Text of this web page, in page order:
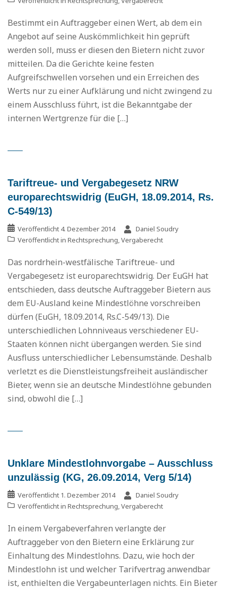
Bestimmt ein Auftraggeber einen Wert, ab dem ein
Angebot auf seine Auskömmlichkeit hin geprüft
werden soll, muss er diesen den Bietern nicht zuvor
mitteilen. Da die Gerichte keine festen
Aufgreifschwellen vorsehen und ein Erreichen des
Werts nur zu einer Aufklärung und nicht zwingend zu
einem Ausschluss führt, ist die Bekanntgabe der
internen Wertgrenze für die […]
Tariftreue- und Vergabegesetz NRW
europarechtswidrig (EuGH, 18.09.2014, Rs.
C-549/13)
Veröffentlicht 4. Dezember 2014
Daniel Soudry
Veröffentlicht in Rechtsprechung,Vergaberecht
Das nordrhein-westfälische Tariftreue- und
Vergabegesetz ist europarechtswidrig. Der EuGH hat
entschieden, dass deutsche Auftraggeber Bietern aus
dem EU-Ausland keine Mindestlöhne vorschreiben
dürfen (EuGH, 18.09.2014, Rs.C-549/13). Die
unterschiedlichen Lohnniveaus verschiedener EU-
Staaten können nicht übergangen werden. Sie sind
Ausfluss unterschiedlicher Lebensumstände. Deshalb
verletzt es die Dienstleistungsfreiheit ausländischer
Bieter, wenn sie an deutsche Mindestlöhne gebunden
sind, obwohl die […]
Unklare Mindestlohnvorgabe – Ausschluss
unzulässig (KG, 26.09.2014, Verg 5/14)
Veröffentlicht 1. Dezember 2014
Daniel Soudry
Veröffentlicht in Rechtsprechung,Vergaberecht
In einem Vergabeverfahren verlangte der
Auftraggeber von den Bietern eine Erklärung zur
Einhaltung des Mindestlohns. Dazu, wie hoch der
Mindestlohn ist und welcher Tarifvertrag anwendbar
ist, enthielten die Vergabeunterlagen nichts. Ein Bieter